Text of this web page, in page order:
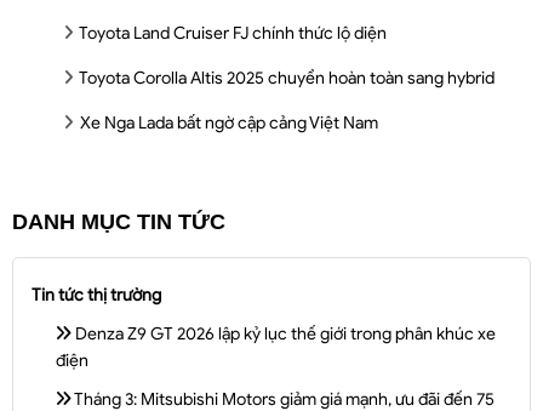
Toyota Land Cruiser FJ chính thức lộ diện
Toyota Corolla Altis 2025 chuyển hoàn toàn sang hybrid
Xe Nga Lada bất ngờ cập cảng Việt Nam
DANH MỤC TIN TỨC
Tin tức thị trường
Denza Z9 GT 2026 lập kỷ lục thế giới trong phân khúc xe
điện
Tháng 3: Mitsubishi Motors giảm giá mạnh, ưu đãi đến 75